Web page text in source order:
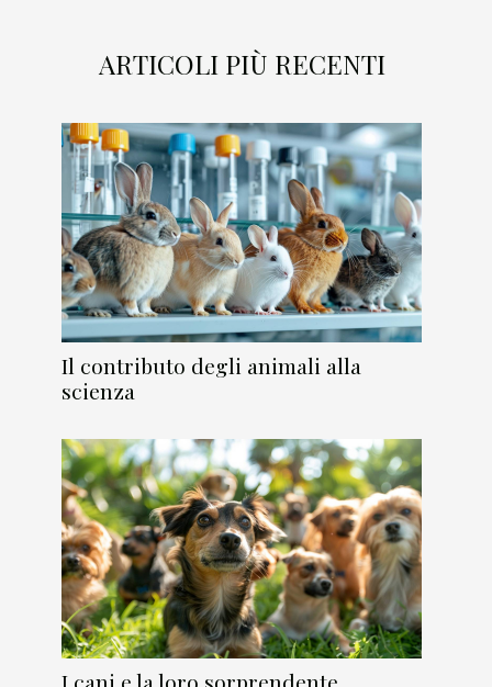
ARTICOLI PIÙ RECENTI
Il contributo degli animali alla
scienza